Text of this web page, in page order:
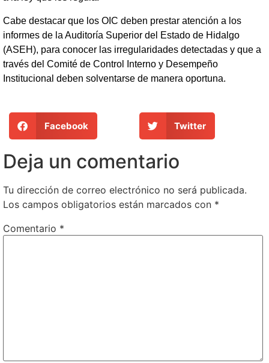
Cabe destacar que los OIC deben prestar atención a los
informes de la Auditoría Superior del Estado de Hidalgo
(ASEH), para conocer las irregularidades detectadas y que a
través del Comité de Control Interno y Desempeño
Institucional deben solventarse de manera oportuna.
Facebook Twitter
Deja un comentario
Tu dirección de correo electrónico no será publicada.
Los campos obligatorios están marcados con *
Comentario *